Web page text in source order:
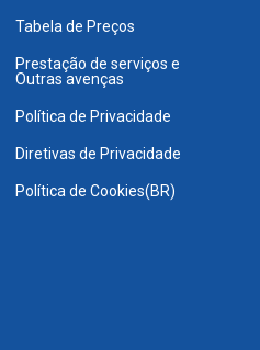
Tabela de Preços
Prestação de serviços e
Outras avenças
Política de Privacidade
Diretivas de Privacidade
Política de Cookies(BR)